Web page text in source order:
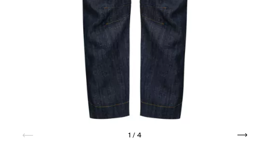
1 / 4